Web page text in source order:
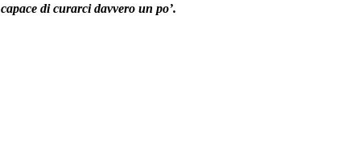
capace di curarci davvero un po’.